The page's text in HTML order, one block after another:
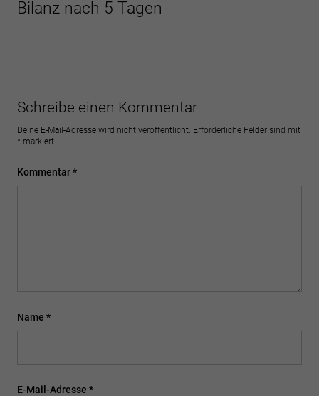
Bilanz nach 5 Tagen
Schreibe einen Kommentar
Deine E-Mail-Adresse wird nicht veröffentlicht. Erforderliche Felder sind mit
* markiert
Kommentar*
Name *
E-Mail-Adresse *